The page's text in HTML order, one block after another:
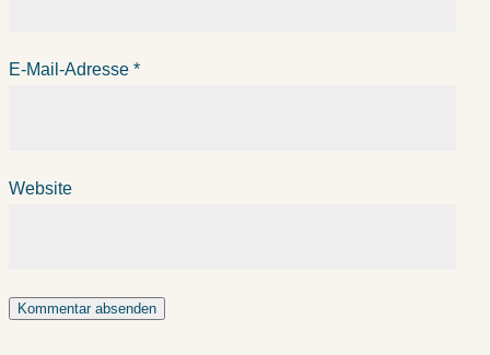
E-Mail-Adresse *
Website